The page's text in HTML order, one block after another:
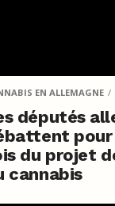
EN ALLEMAGNE
députés
pour
du projet
cannabis